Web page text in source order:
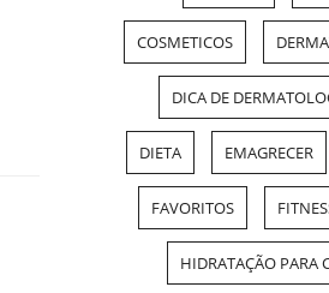
COSMETICOS
DICA DE
DIETA EMAGRECER
FAVORITOS
HIDRATAÇÃO PARA